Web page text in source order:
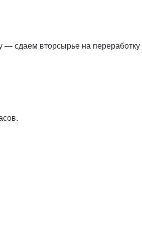
сдаем вторсырье на